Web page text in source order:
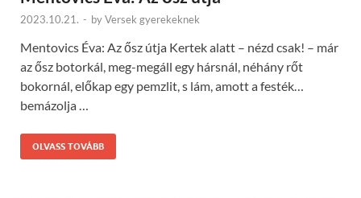
2023.10.21. - byVersek gyerekeknek
Mentovics Éva: Az ősz útja Kertek alatt – nézd csak! – már
az ősz botorkál, meg-megáll egy hársnál, néhány rőt
bokornál, előkap egy pemzlit, s lám, amott a festék…
bemázolja …
OLVASS TOVÁBB